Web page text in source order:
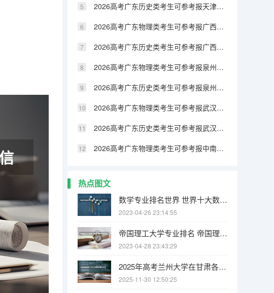
2026高考广东历史类考生可参考报天津铁道职业技术学院的专业汇总
2026高考广东物理类考生可参考报广西民族大学相思湖学院的专业汇总
2026高考广东历史类考生可参考报广西民族大学相思湖学院的专业汇总
2026高考广东物理类考生可参考报泉州纺织服装职业学院的专业汇总
2026高考广东历史类考生可参考报泉州纺织服装职业学院的专业汇总
2026高考广东物理类考生可参考报武汉生物工程学院的专业汇总
2026高考广东历史类考生可参考报武汉生物工程学院的专业汇总
2026高考广东物理类考生可参考报中南林业科技大学涉外学院的专业汇总
热点图文
数学专业排名世界 世界十大数学强国
2023-04-26 23:14:55
帝国理工大学专业排名 帝国理工学院本科申请条件有哪些
2023-04-28 23:43:29
2025年高考兰州大学在甘肃各批次选科要求有哪些
2025-11-30 12:50:25